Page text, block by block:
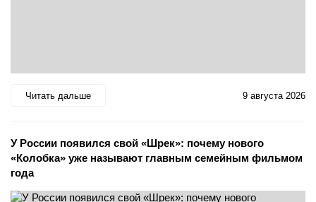
Читать дальше 9 августа 2026
У России появился свой «Шрек»: почему нового
«Колобка» уже называют главным семейным фильмом
года